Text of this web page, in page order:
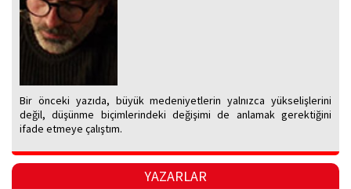
Bir önceki yazıda, büyük medeniyetlerin yalnızca yükselişlerini
değil, düşünme biçimlerindeki değişimi de anlamak gerektiğini
ifade etmeye çalıştım.
YAZARLAR